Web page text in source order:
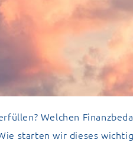
Welchen
starten wir dieses